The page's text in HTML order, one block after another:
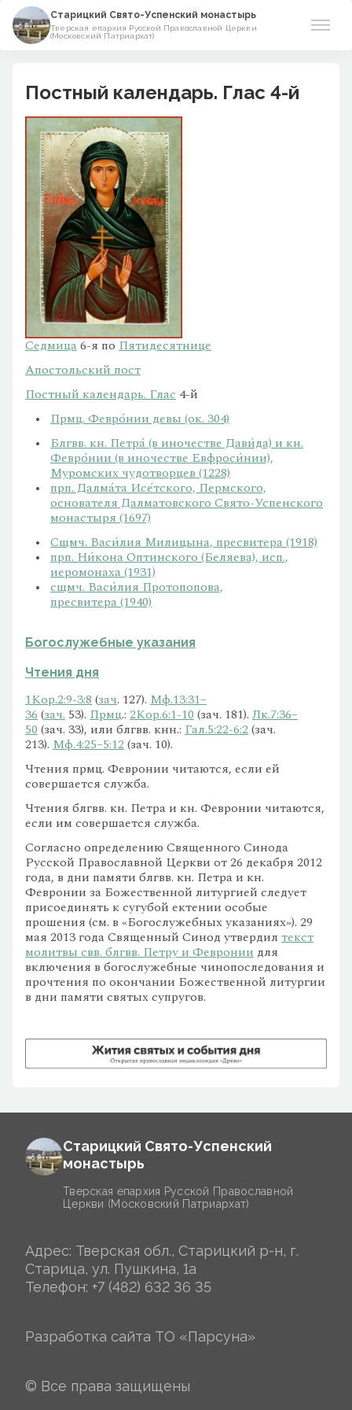
Старицкий Свято-Успенский монастырь
Тверская епархия Русской Православной Церкви
(Московский Патриархат)
Фонд возрождения
Центр «Образ»
Виртуальный музей
Контакты
Постный календарь. Глас 4-й
Седмица6-я по Пятидесятнице
Апостольский пост
Постный календарь.Глас 4-й
Прмц. Февро́нии девы (ок. 304)
Блгвв. кн. Петра́ (в иночестве Дави́да) и кн.
Февро́нии (в иночестве Евфроси́нии),
Муромских чудотворцев (1228)
прп. Далма́та Исе́тского, Пермского,
основателя Далматовского Свято-Успенского
монастыря (1697)
Сщмч. Васи́лия Милицына, пресвитера (1918)
прп. Ни́кона Оптинского (Беляева), исп.,
иеромонаха (1931)
сщмч. Васи́лия Протопопова,
пресвитера (1940)
Богослужебные указания
Чтения дня
1Кор.2:9-3:8(зач. 127). Мф.13:31–
36(зач. 53). Прмц.: 2Кор.6:1-10(зач. 181). Лк.7:36–
50(зач. 33), или блгвв. кнн.: Гал.5:22-6:2(зач.
213). Мф.4:25–5:12(зач. 10).
Чтения прмц. Февронии читаются, если ей
совершается служба.
Чтения блгвв. кн. Петра и кн. Февронии читаются,
если им совершается служба.
Согласно определению Священного Синода
Русской Православной Церкви от 26 декабря 2012
года, в дни памяти блгвв. кн. Петра и кн.
Февронии за Божественной литургией следует
присоединять к сугубой ектении особые
прошения (см. в «Богослужебных указаниях»). 29
мая 2013 года Священный Синод утвердил текст
молитвы свв. блгвв. Петру и Февронии для
включения в богослужебные чинопоследования и
прочтения по окончании Божественной литургии
в дни памяти святых супругов.
Старицкий Свято-Успенский
монастырь
Тверская епархия Русской Православной
Церкви (Московский Патриархат)
Адрес: Тверская обл., Старицкий р-н, г.
Старица, ул. Пушкина, 1a
Телефон: +7 (482) 632 36 35
Разработка сайта ТО «Парсуна»
© Все права защищены